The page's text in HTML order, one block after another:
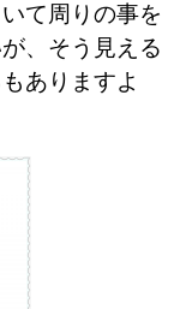
て周りの事を
、そう見える
ありますよ